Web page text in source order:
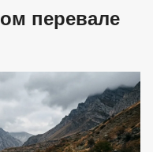
перевале